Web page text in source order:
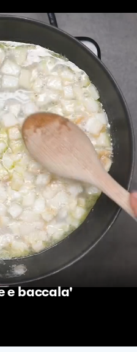
e baccala'